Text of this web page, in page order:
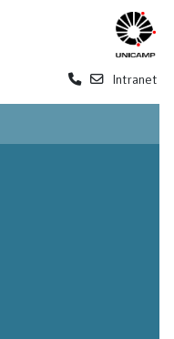
Intranet